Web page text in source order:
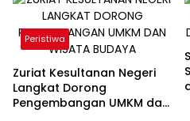
Peristiwa
Zuriat Kesultanan Negeri
Langkat Dorong
Pengembangan UMKM dan